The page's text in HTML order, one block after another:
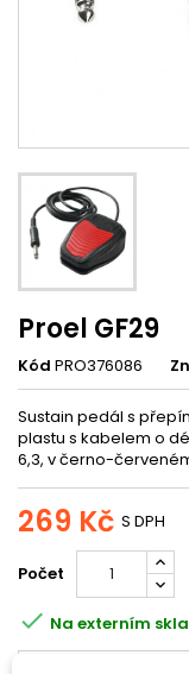
Proel GF29
Kód PRO376086
Sustain pedál s
plastu s kabelem o
6,3, v černo-
269 Kč S DPH
Počet
 Na externím